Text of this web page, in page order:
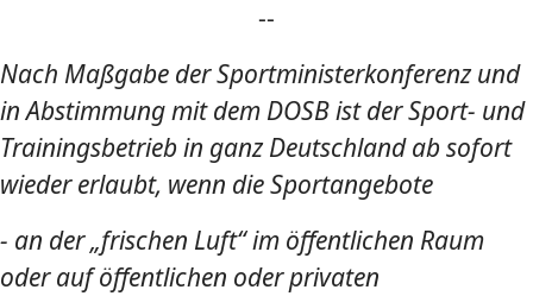
--
Nach Maßgabe der Sportministerkonferenz und
in Abstimmung mit dem DOSB​ ist der Sport- und
Trainingsbetrieb in ganz Deutschland ab sofort
wieder erlaubt, wenn die Sportangebote ​
- an der „frischen Luft“ im öffentlichen Raum
oder auf öffentlichen oder privaten